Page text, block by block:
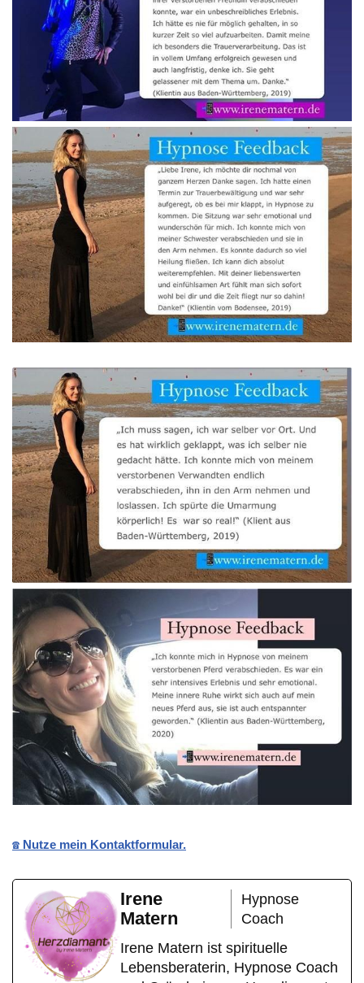
☎️ Nutze mein Kontaktformular.
Irene
Matern
Hypnose
Coach
Irene Matern ist spirituelle
Lebensberaterin, Hypnose Coach